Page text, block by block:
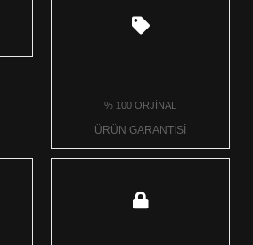
% 100 ORJİNAL
ÜRÜN GARANTİSİ